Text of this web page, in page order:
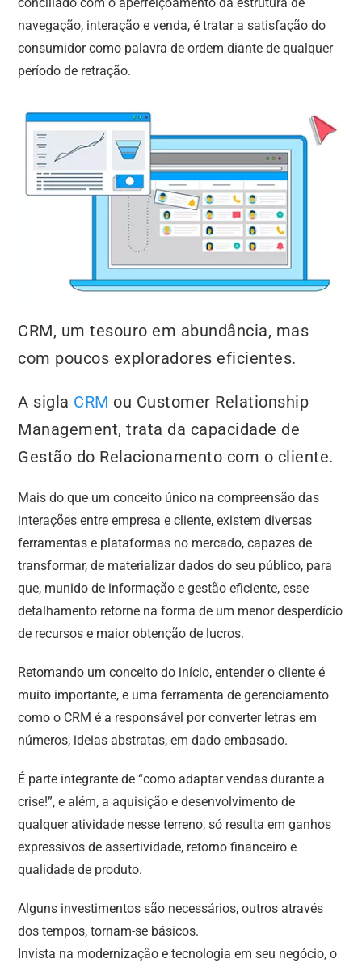
conciliado com o aperfeiçoamento da estrutura de
navegação, interação e venda, é tratar a satisfação do
consumidor como palavra de ordem diante de qualquer
período de retração.
CRM, um tesouro em abundância, mas
com poucos exploradores eficientes.
A sigla CRM ou Customer Relationship
Management, trata da capacidade de
Gestão do Relacionamento com o cliente.
Mais do que um conceito único na compreensão das
interações entre empresa e cliente, existem diversas
ferramentas e plataformas no mercado, capazes de
transformar, de materializar dados do seu público, para
que, munido de informação e gestão eficiente, esse
detalhamento retorne na forma de um menor desperdício
de recursos e maior obtenção de lucros.
Retomando um conceito do início, entender o cliente é
muito importante, e uma ferramenta de gerenciamento
como o CRM é a responsável por converter letras em
números, ideias abstratas, em dado embasado.
É parte integrante de “como adaptar vendas durante a
crise!”, e além, a aquisição e desenvolvimento de
qualquer atividade nesse terreno, só resulta em ganhos
expressivos de assertividade, retorno financeiro e
qualidade de produto.
Alguns investimentos são necessários, outros através
dos tempos, tornam-se básicos.